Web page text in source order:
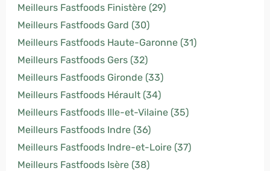
Meilleurs Fastfoods Finistère (29)
Meilleurs Fastfoods Gard (30)
Meilleurs Fastfoods Haute-Garonne (31)
Meilleurs Fastfoods Gers (32)
Meilleurs Fastfoods Gironde (33)
Meilleurs Fastfoods Hérault (34)
Meilleurs Fastfoods Ille-et-Vilaine (35)
Meilleurs Fastfoods Indre (36)
Meilleurs Fastfoods Indre-et-Loire (37)
Meilleurs Fastfoods Isère (38)